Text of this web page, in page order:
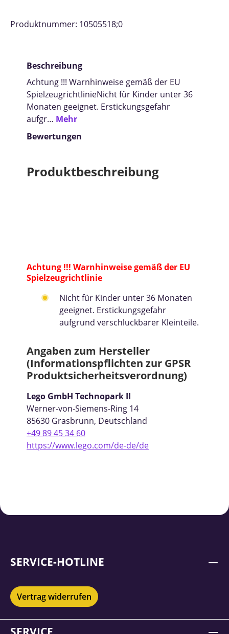
Produktnummer: 10505518;0
Beschreibung
Achtung !!! Warnhinweise gemäß der EU
SpielzeugrichtlinieNicht für Kinder unter 36
Monaten geeignet. Erstickungsgefahr
aufgr… Mehr
Bewertungen
Produktbeschreibung
Achtung !!! Warnhinweise gemäß der EU
Spielzeugrichtlinie
Nicht für Kinder unter 36 Monaten
geeignet. Erstickungsgefahr
aufgrund verschluckbarer Kleinteile.
Angaben zum Hersteller
(Informationspflichten zur GPSR
Produktsicherheitsverordnung)
Lego GmbH Technopark II
Werner-von-Siemens-Ring 14
85630 Grasbrunn, Deutschland
+49 89 45 34 60
https://www.lego.com/de-de/de
SERVICE-HOTLINE
Vertrag widerrufen